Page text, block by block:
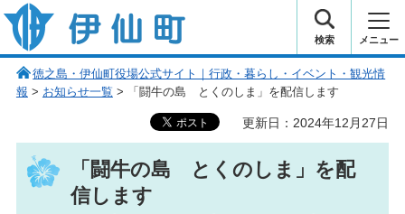
伊仙町 健康・長寿と子宝の町
検索 メニュー
徳之島・伊仙町役場公式サイト｜行政・暮らし・イベント・観光情
報 > お知らせ一覧 > 「闘牛の島 とくのしま」を配信します
更新日：2024年12月27日
「闘牛の島 と くのしま」を配
信します